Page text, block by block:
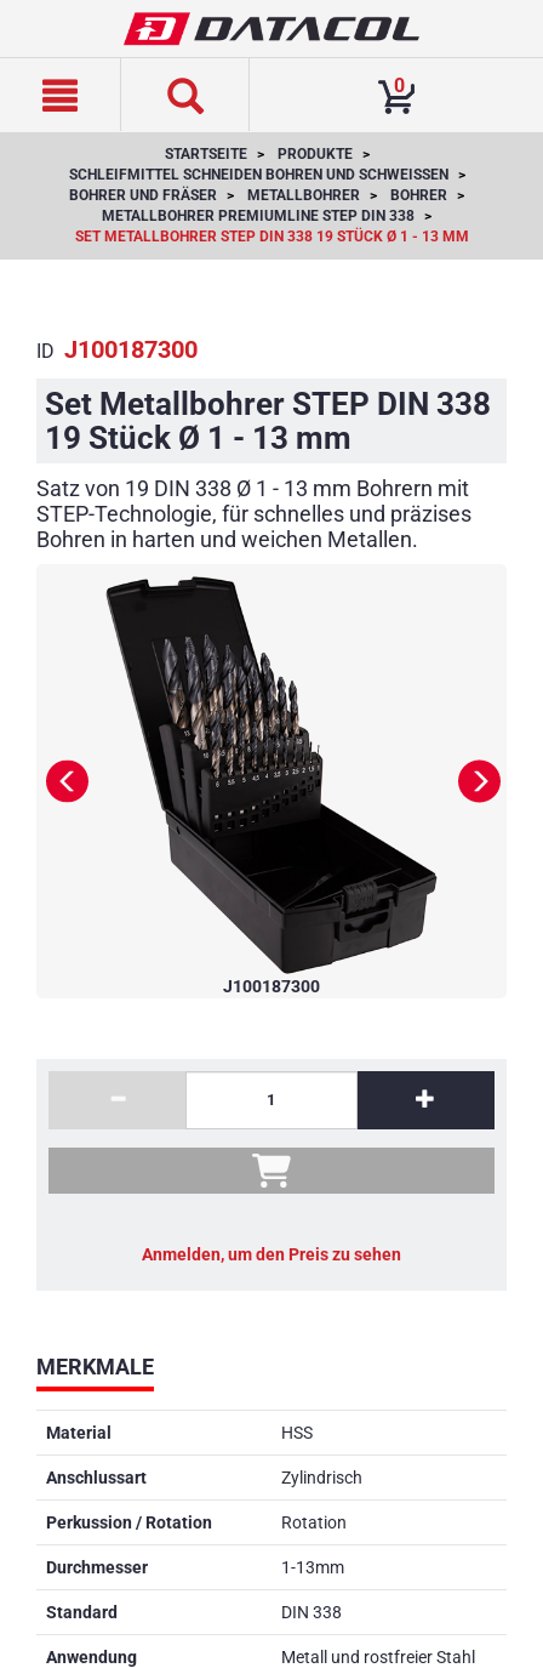
0
STARTSEITE
PRODUKTE
SCHLEIFMITTEL SCHNEIDEN BOHREN UND SCHWEISSEN
BOHRER UND FRÄSER
METALLBOHRER
BOHRER
METALLBOHRER PREMIUMLINE STEP DIN 338
SET METALLBOHRER STEP DIN 338 19 STÜCK Ø 1 - 13 MM
J100187300
ID J100187300
Set Metallbohrer STEP DIN 338
19 Stück Ø 1 - 13 mm
Satz von 19 DIN 338 Ø 1 - 13 mm Bohrern mit
STEP-Technologie, für schnelles und präzises
Bohren in harten und weichen Metallen.
MERKMALE
Material HSS
Anschlussart Zylindrisch
Perkussion / Rotation Rotation
Durchmesser 1-13mm
Standard DIN 338
Anwendung Metall und rostfreier Stahl
Anmelden, um den Preis zu sehen